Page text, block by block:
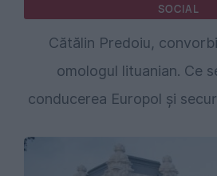
SOCIAL
Cătălin Predoiu,
omologul lituanian. Ce
conducerea Europol și